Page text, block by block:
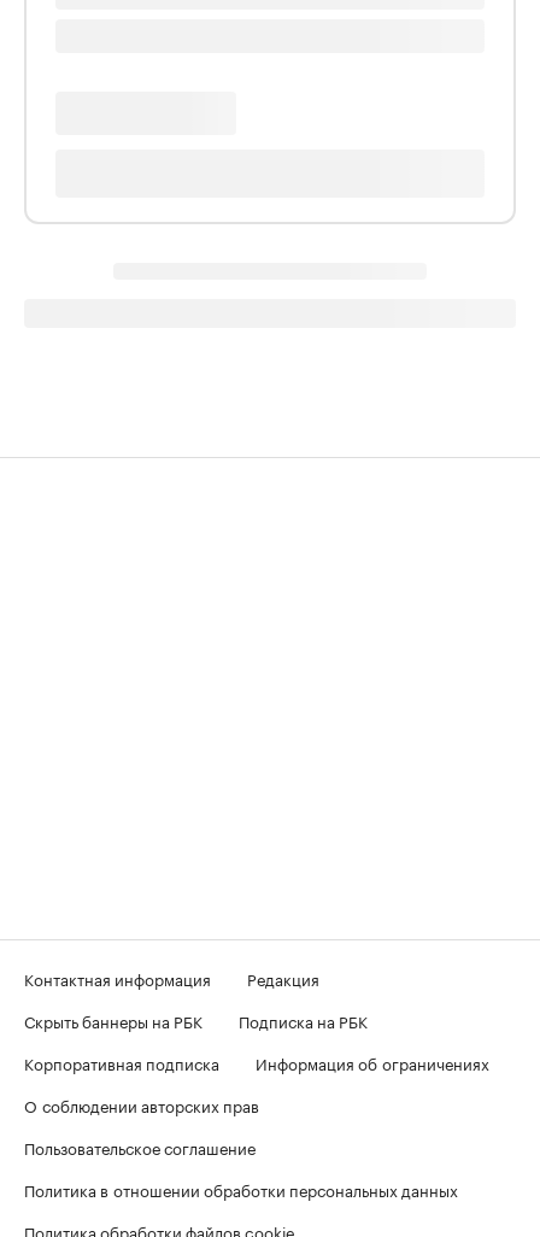
Контактная информация
Редакция
Скрыть баннеры на РБК
Подписка на РБК
Корпоративная подписка
Информация об ограничениях
О соблюдении авторских прав
Пользовательское соглашение
Политика в отношении обработки персональных данных
Политика обработки файлов cookie